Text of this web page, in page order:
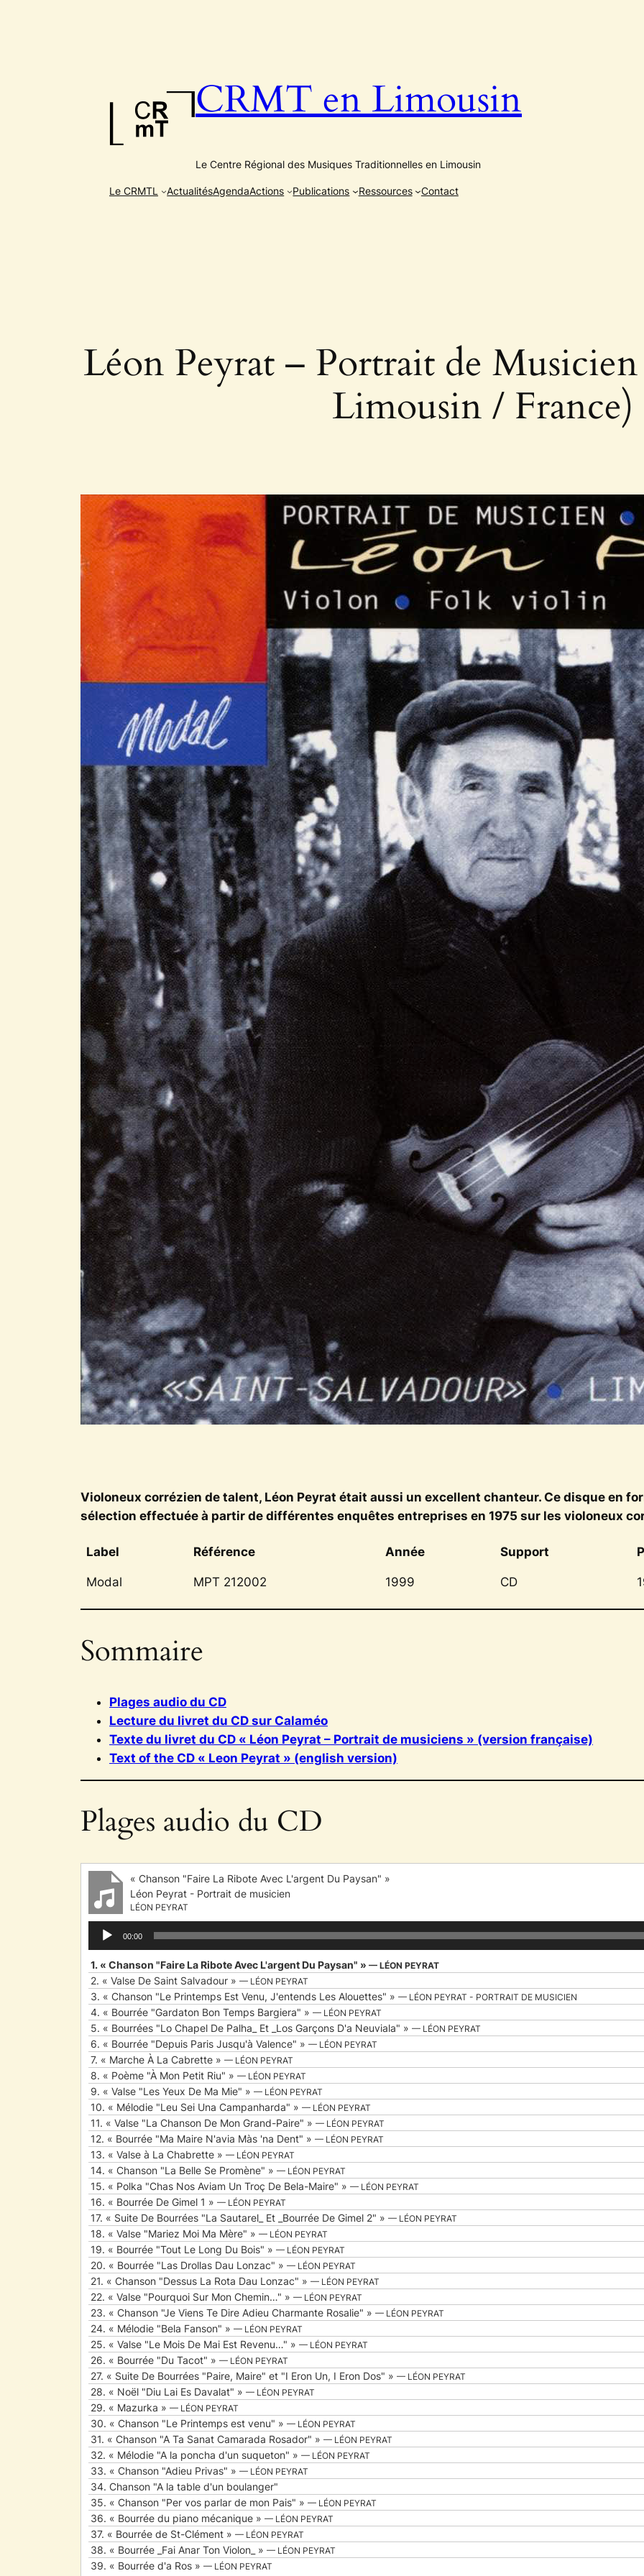
CRMT en Limousin
Le Centre Régional des Musiques Traditionnelles en Limousin
Le CRMTL ActualitésAgendaActions Publications Ressources Contact
Léon Peyrat – Portrait de
Limousin / France)
Violoneux corrézien de talent, Léon Peyrat était aussi un excellent chanteur. Ce disque en
sélection effectuée à partir de différentes enquêtes entreprises en 1975 sur les violoneux
Label Référence Année Support
Modal MPT 212002 1999 CD
Sommaire
Plages audio du CD
Lecture du livret du CD sur Calaméo
Texte du livret du CD « Léon Peyrat – Portrait de musiciens » (version française)
Text of the CD « Leon Peyrat » (english version)
Plages audio du CD
« Chanson "Faire La Ribote Avec L'argent Du Paysan" »
Léon Peyrat - Portrait de musicien
LÉON PEYRAT
Lecteur
audio
00:00
1. « Chanson "Faire La Ribote Avec L'argent Du Paysan" » — LÉON PEYRAT
2. « Valse De Saint Salvadour » — LÉON PEYRAT
3. « Chanson "Le Printemps Est Venu, J'entends Les Alouettes" » — LÉON PEYRAT - PORTRAIT DE MUSICIEN
4. « Bourrée "Gardaton Bon Temps Bargiera" » — LÉON PEYRAT
5. « Bourrées "Lo Chapel De Palha_ Et _Los Garçons D'a Neuviala" » — LÉON PEYRAT
6. « Bourrée "Depuis Paris Jusqu'à Valence" » — LÉON PEYRAT
7. « Marche À La Cabrette » — LÉON PEYRAT
8. « Poème "À Mon Petit Riu" » — LÉON PEYRAT
9. « Valse "Les Yeux De Ma Mie" » — LÉON PEYRAT
10. « Mélodie "Leu Sei Una Campanharda" » — LÉON PEYRAT
11. « Valse "La Chanson De Mon Grand-Paire" » — LÉON PEYRAT
12. « Bourrée "Ma Maire N'avia Màs 'na Dent" » — LÉON PEYRAT
13. « Valse à La Chabrette » — LÉON PEYRAT
14. « Chanson "La Belle Se Promène" » — LÉON PEYRAT
15. « Polka "Chas Nos Aviam Un Troç De Bela-Maire" » — LÉON PEYRAT
16. « Bourrée De Gimel 1 » — LÉON PEYRAT
17. « Suite De Bourrées "La Sautarel_ Et _Bourrée De Gimel 2" » — LÉON PEYRAT
18. « Valse "Mariez Moi Ma Mère" » — LÉON PEYRAT
19. « Bourrée "Tout Le Long Du Bois" » — LÉON PEYRAT
20. « Bourrée "Las Drollas Dau Lonzac" » — LÉON PEYRAT
21. « Chanson "Dessus La Rota Dau Lonzac" » — LÉON PEYRAT
22. « Valse "Pourquoi Sur Mon Chemin…" » — LÉON PEYRAT
23. « Chanson "Je Viens Te Dire Adieu Charmante Rosalie" » — LÉON PEYRAT
24. « Mélodie "Bela Fanson" » — LÉON PEYRAT
25. « Valse "Le Mois De Mai Est Revenu…" » — LÉON PEYRAT
26. « Bourrée "Du Tacot" » — LÉON PEYRAT
27. « Suite De Bourrées "Paire, Maire" et "I Eron Un, I Eron Dos" » — LÉON PEYRAT
28. « Noël "Diu Lai Es Davalat" » — LÉON PEYRAT
29. « Mazurka » — LÉON PEYRAT
30. « Chanson "Le Printemps est venu" » — LÉON PEYRAT
31. « Chanson "A Ta Sanat Camarada Rosador" » — LÉON PEYRAT
32. « Mélodie "A la poncha d'un suqueton" » — LÉON PEYRAT
33. « Chanson "Adieu Privas" » — LÉON PEYRAT
34. Chanson "A la table d'un boulanger"
35. « Chanson "Per vos parlar de mon Pais" » — LÉON PEYRAT
36. « Bourrée du piano mécanique » — LÉON PEYRAT
37. « Bourrée de St-Clément » — LÉON PEYRAT
38. « Bourrée _Fai Anar Ton Violon_ » — LÉON PEYRAT
39. « Bourrée d'a Ros » — LÉON PEYRAT